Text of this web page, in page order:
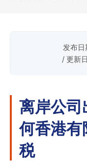
发布
/ 更新
离岸公
何香港
税